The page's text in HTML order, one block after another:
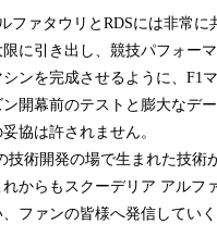
ファタウリとRDSには非常
に引き出し、競技パフォー
ンを完成させるように、F1
開幕前のテストと膨大なデ
協は許されません。
技術開発の場で生まれた技
からもスクーデリア アルフ
ファンの皆様へ発信してい